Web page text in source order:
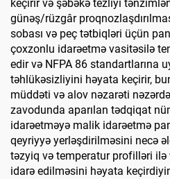
keçirir və şəbəkə tezliyi
günəş/rüzgâr
sobası və peç tətbiqləri üçün
çoxzonlu idarəetmə vasitəsilə
edir və NFPA 86 standartlarına
təhlükəsizliyini həyata keçirir,
müddəti və alov nəzarəti
zavodunda aparılan tədqiqat
idarəetməyə malik idarəetmə
qeyriyyə yerləşdirilməsini necə
təzyiq və temperatur profilləri ilə
idarə edilməsini həyata